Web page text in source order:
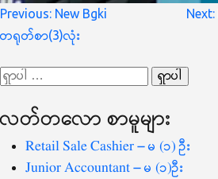
စာမူ
လမ်းကြောင်း
ပြ
Previous: New Bgki
တရုတ်စာ(3)လုံး
Next:
ရှာ
စကားလုံး
လတ်တ‌လော စာမူများ
Retail Sale Cashier – မ (၁) ဦး
Junior Accountant – မ (၁)ဦး